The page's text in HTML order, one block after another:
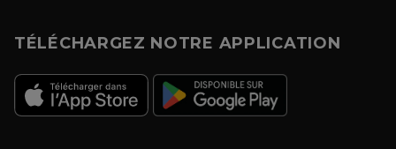
TÉLÉCHARGEZ NOTRE APPLICATION